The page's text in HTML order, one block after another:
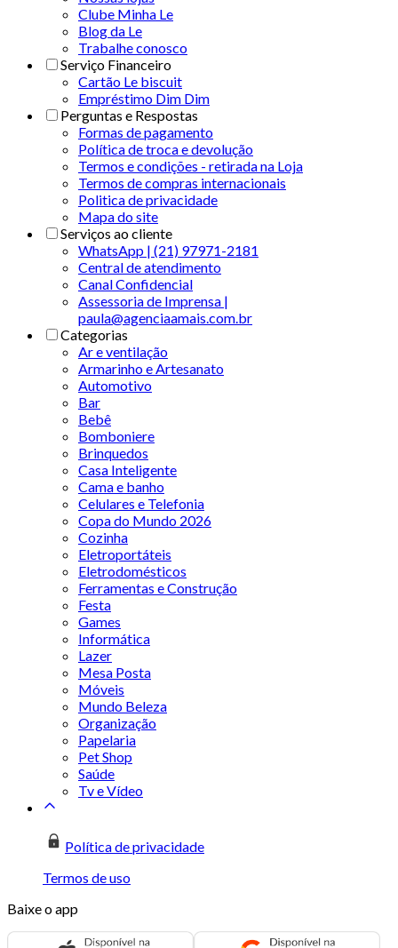
Clube Minha Le
Blog da Le
Trabalhe conosco
Serviço Financeiro
Cartão Le biscuit
Empréstimo Dim Dim
Perguntas e Respostas
Formas de pagamento
Política de troca e devolução
Termos e condições - retirada na Loja
Termos de compras internacionais
Politica de privacidade
Mapa do site
Serviços ao cliente
WhatsApp | (21) 97971-2181
Central de atendimento
Canal Confidencial
Assessoria de Imprensa |
paula@agenciaamais.com.br
Categorias
Ar e ventilação
Armarinho e Artesanato
Automotivo
Bar
Bebê
Bomboniere
Brinquedos
Casa Inteligente
Cama e banho
Celulares e Telefonia
Copa do Mundo 2026
Cozinha
Eletroportáteis
Eletrodomésticos
Ferramentas e Construção
Festa
Games
Informática
Lazer
Mesa Posta
Móveis
Mundo Beleza
Organização
Papelaria
Pet Shop
Saúde
Tv e Vídeo
Política de privacidade
Termos de uso
Baixe o app